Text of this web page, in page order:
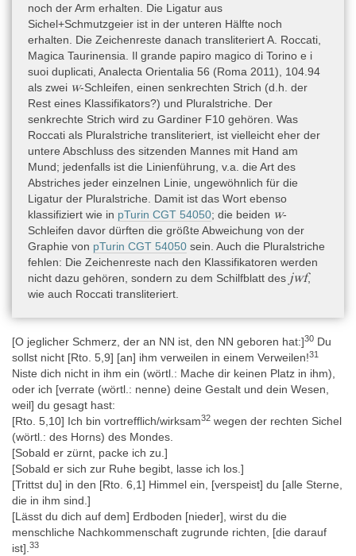
noch der Arm erhalten. Die Ligatur aus
Sichel+Schmutzgeier ist in der unteren Hälfte noch
erhalten. Die Zeichenreste danach transliteriert A. Roccati,
Magica Taurinensia. Il grande papiro magico di Torino e i
suoi duplicati, Analecta Orientalia 56 (Roma 2011), 104.94
als zwei w-Schleifen, einen senkrechten Strich (d.h. der
Rest eines Klassifikators?) und Pluralstriche. Der
senkrechte Strich wird zu Gardiner F10 gehören. Was
Roccati als Pluralstriche transliteriert, ist vielleicht eher der
untere Abschluss des sitzenden Mannes mit Hand am
Mund; jedenfalls ist die Linienführung, v.a. die Art des
Abstriches jeder einzelnen Linie, ungewöhnlich für die
Ligatur der Pluralstriche. Damit ist das Wort ebenso
klassifiziert wie in pTurin CGT 54050; die beiden w-
Schleifen davor dürften die größte Abweichung von der
Graphie von pTurin CGT 54050 sein. Auch die Pluralstriche
fehlen: Die Zeichenreste nach den Klassifikatoren werden
nicht dazu gehören, sondern zu dem Schilfblatt des jwf,
wie auch Roccati transliteriert.
[O jeglicher Schmerz, der an NN ist, den NN geboren hat:]30 Du
sollst nicht [Rto. 5,9] [an] ihm verweilen in einem Verweilen!31
Niste dich nicht in ihm ein (wörtl.: Mache dir keinen Platz in ihm),
oder ich [verrate (wörtl.: nenne) deine Gestalt und dein Wesen,
weil] du gesagt hast:
[Rto. 5,10] Ich bin vortrefflich/wirksam32 wegen der rechten Sichel
(wörtl.: des Horns) des Mondes.
[Sobald er zürnt, packe ich zu.]
[Sobald er sich zur Ruhe begibt, lasse ich los.]
[Trittst du] in den [Rto. 6,1] Himmel ein, [verspeist] du [alle Sterne,
die in ihm sind.]
[Lässt du dich auf dem] Erdboden [nieder], wirst du die
menschliche Nachkommenschaft zugrunde richten, [die darauf
ist]. 33